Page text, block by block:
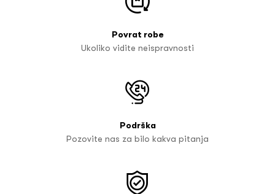
Povrat robe
Ukoliko vidite neispravnosti
Podrška
Pozovite nas za bilo kakva pitanja